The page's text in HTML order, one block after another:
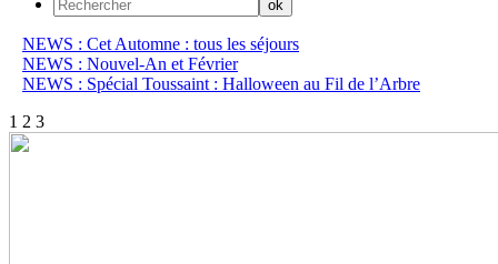
NEWS : Cet Automne : tous les séjours
NEWS : Nouvel-An et Février
NEWS : Spécial Toussaint : Halloween au Fil de l’Arbre
1 2 3